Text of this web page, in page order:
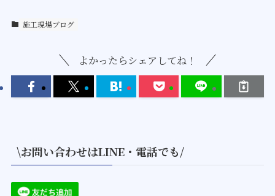
施工現場ブログ
よかったらシェアしてね！
\お問い合わせはLINE・電話でも/